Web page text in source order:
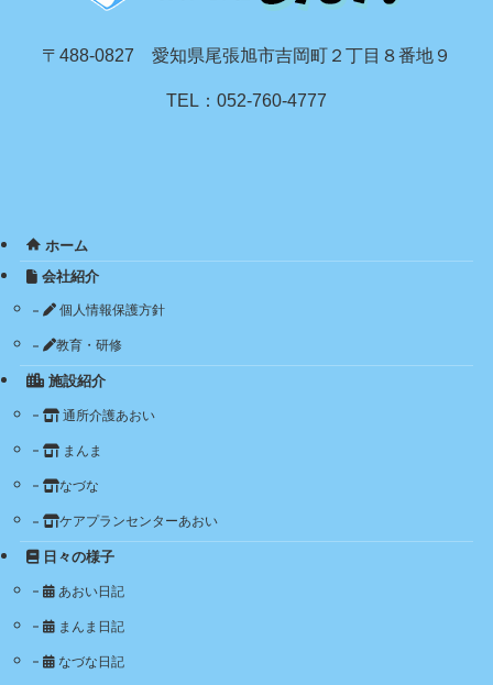
〒488-0827 愛知県尾張旭市吉岡町２丁目８番地９
TEL：052-760-4777
ホーム
会社紹介
個人情報保護方針
教育・研修
施設紹介
通所介護あおい
まんま
なづな
ケアプランセンターあおい
日々の様子
あおい日記
まんま日記
なづな日記